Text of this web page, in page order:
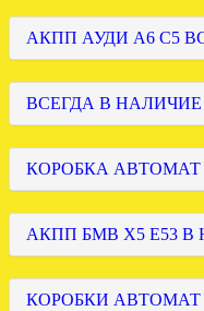
АКПП АУДИ А6 С5
ВСЕГДА В НАЛИЧИЕ
КОРОБКА АВТОМАТ
АКПП БМВ Х5 Е53
КОРОБКИ АВТОМАТ